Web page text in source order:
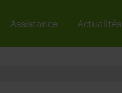
Assistance Actualités